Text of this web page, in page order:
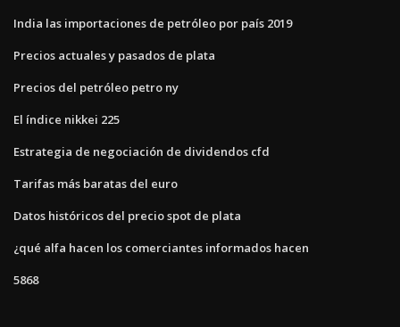
India las importaciones de petróleo por país 2019
Precios actuales y pasados ​​de plata
Precios del petróleo petro ny
El índice nikkei 225
Estrategia de negociación de dividendos cfd
Tarifas más baratas del euro
Datos históricos del precio spot de plata
¿qué alfa hacen los comerciantes informados hacen
5868